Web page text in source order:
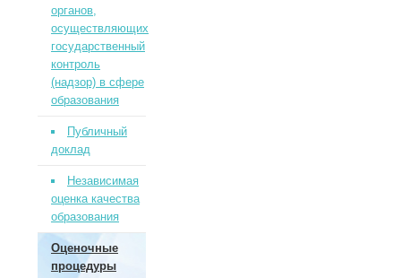
органов,
осуществляющих
государственный
контроль
(надзор) в сфере
образования
Публичный
доклад
Независимая
оценка качества
образования
Оценочные
процедуры